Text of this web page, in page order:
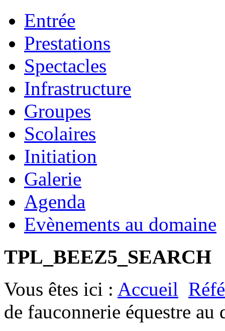
Entrée
Prestations
Spectacles
Infrastructure
Groupes
Scolaires
Initiation
Galerie
Agenda
Evènements au domaine
TPL_BEEZ5_SEARCH
Vous êtes ici : Accueil
de fauconnerie équestre